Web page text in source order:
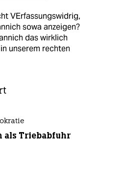
VErfassungswidrig,
sowa anzeigen?
das wirklich
unserem rechten
als Triebabfuhr